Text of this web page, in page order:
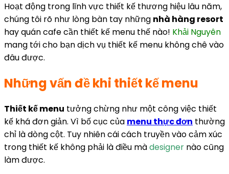
Hoạt động trong lĩnh vực thiết kế thương hiệu lâu năm,
chúng tôi rõ như lòng bàn tay những nhà hàng resort
hay quán cafe cần thiết kế menu thế nào! Khải Nguyên
mang tới cho bạn dịch vụ thiết kế menu không chê vào
đâu được.
Những vấn đề khi thiết kế menu
Thiết kế menu tưởng chừng như một công việc thiết
kế khá đơn giản. Vì bố cục của menu thực đơn thường
chỉ là dòng cột. Tuy nhiên cái cách truyền vào cảm xúc
trong thiết kế không phải là điều màdesigner nào cũng
làm được.